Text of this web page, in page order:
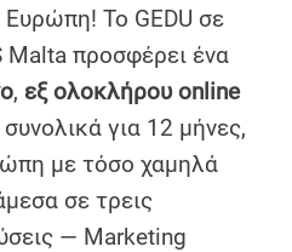
Το GEDU σε
Malta προσφέρει ένα
, εξ ολοκλήρου online
συνολικά για 12 μήνες,
με τόσο χαμηλά
σε τρεις
— Marketing